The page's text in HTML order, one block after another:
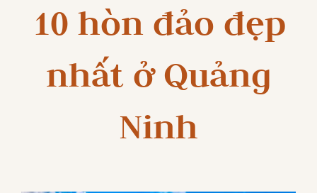
10 hòn đảo đẹp
nhất ở Quảng
Ninh